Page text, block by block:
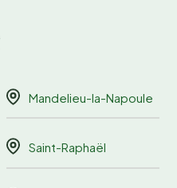
Mandelieu-la-Napoule
Saint-Raphaël